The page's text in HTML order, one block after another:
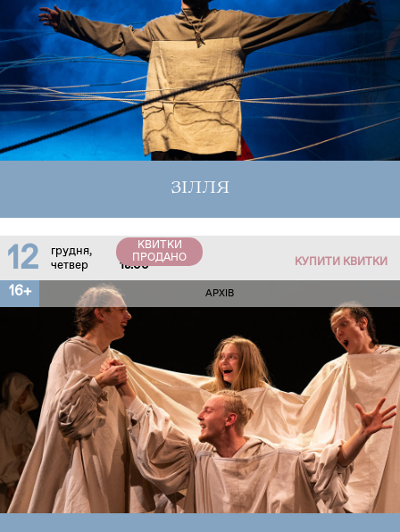
ЗІЛЛЯ
12
грудня,
четвер
18:00
КВИТКИ
ПРОДАНО
КУПИТИ КВИТКИ
16+ АРХІВ